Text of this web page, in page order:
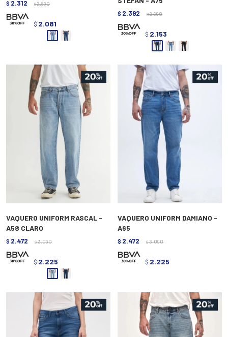
$ 2.312 $ 2.890
$ 2.081
$ 2.392 $ 2.990
$ 2.153
VAQUERO UNIFORM RASCAL -
A58 CLARO
$ 2.472 $ 3.090
$ 2.225
VAQUERO UNIFORM DAMIANO -
A65
$ 2.472 $ 3.090
$ 2.225